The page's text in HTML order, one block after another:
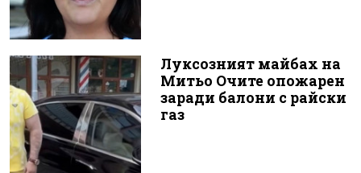
Луксозният майбах на
Митьо Очите опожарен
заради балони с райски
газ